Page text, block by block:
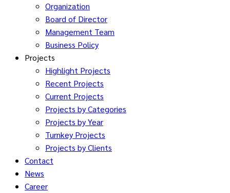
Organization
Board of Director
Management Team
Business Policy
Projects
Highlight Projects
Recent Projects
Current Projects
Projects by Categories
Projects by Year
Turnkey Projects
Projects by Clients
Contact
News
Career